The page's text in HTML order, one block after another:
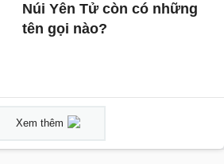
Núi Yên Tử còn có những
tên gọi nào?
Xem thêm